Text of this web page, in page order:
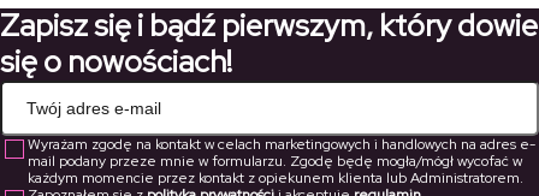
315,00 zł
137,90 zł
Zapisz się i bądź pierwszym, który dowie
się o nowościach!
Wyrażam zgodę na kontakt w celach marketingowych i handlowych na adres e-
mail podany przeze mnie w formularzu. Zgodę będę mogła/mógł wycofać w
każdym momencie przez kontakt z opiekunem klienta lub Administratorem.